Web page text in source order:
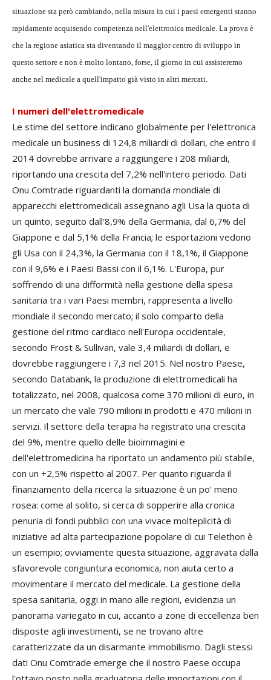
situazione sta però cambiando, nella misura in cui i paesi emergenti stanno
rapidamente acquisendo competenza nell'elettronica medicale. La prova è
che la regione asiatica sta diventando il maggior centro di sviluppo in
questo settore e non è molto lontano, forse, il giorno in cui assisteremo
anche nel medicale a quell'impatto già visto in altri mercati.
I numeri dell'elettromedicale
Le stime del settore indicano globalmente per l'elettronica
medicale un business di 124,8 miliardi di dollari, che entro il
2014 dovrebbe arrivare a raggiungere i 208 miliardi,
riportando una crescita del 7,2% nell'intero periodo. Dati
Onu Comtrade riguardanti la domanda mondiale di
apparecchi elettromedicali assegnano agli Usa la quota di
un quinto, seguito dall'8,9% della Germania, dal 6,7% del
Giappone e dal 5,1% della Francia; le esportazioni vedono
gli Usa con il 24,3%, la Germania con il 18,1%, il Giappone
con il 9,6% e i Paesi Bassi con il 6,1%. L'Europa, pur
soffrendo di una difformità nella gestione della spesa
sanitaria tra i vari Paesi membri, rappresenta a livello
mondiale il secondo mercato; il solo comparto della
gestione del ritmo cardiaco nell'Europa occidentale,
secondo Frost & Sullivan, vale 3,4 miliardi di dollari, e
dovrebbe raggiungere i 7,3 nel 2015. Nel nostro Paese,
secondo Databank, la produzione di elettromedicali ha
totalizzato, nel 2008, qualcosa come 370 milioni di euro, in
un mercato che vale 790 milioni in prodotti e 470 milioni in
servizi. Il settore della terapia ha registrato una crescita
del 9%, mentre quello delle bioimmagini e
dell'elettromedicina ha riportato un andamento più stabile,
con un +2,5% rispetto al 2007. Per quanto riguarda il
finanziamento della ricerca la situazione è un po' meno
rosea: come al solito, si cerca di sopperire alla cronica
penuria di fondi pubblici con una vivace molteplicità di
iniziative ad alta partecipazione popolare di cui Telethon è
un esempio; ovviamente questa situazione, aggravata dalla
sfavorevole congiuntura economica, non aiuta certo a
movimentare il mercato del medicale. La gestione della
spesa sanitaria, oggi in mano alle regioni, evidenzia un
panorama variegato in cui, accanto a zone di eccellenza ben
disposte agli investimenti, se ne trovano altre
caratterizzate da un disarmante immobilismo. Dagli stessi
dati Onu Comtrade emerge che il nostro Paese occupa